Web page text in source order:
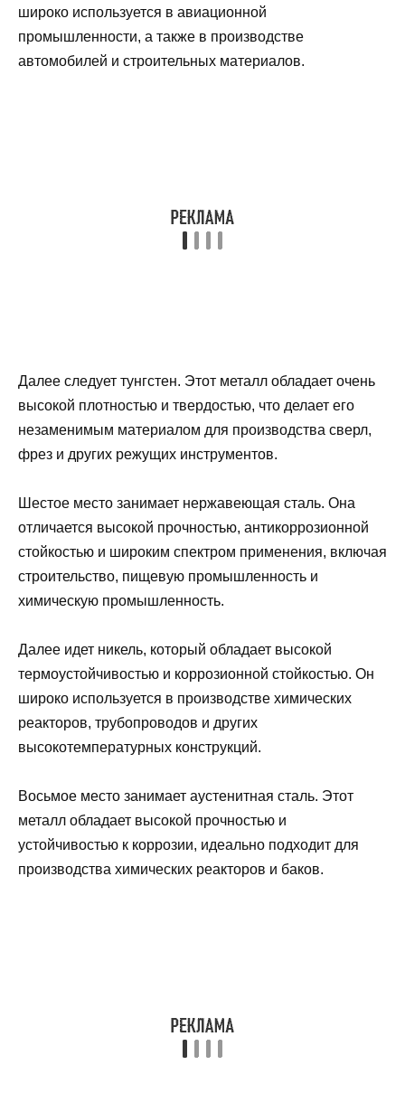
широко используется в авиационной
промышленности, а также в производстве
автомобилей и строительных материалов.
Далее следует тунгстен. Этот металл обладает очень
высокой плотностью и твердостью, что делает его
незаменимым материалом для производства сверл,
фрез и других режущих инструментов.
Шестое место занимает нержавеющая сталь. Она
отличается высокой прочностью, антикоррозионной
стойкостью и широким спектром применения, включая
строительство, пищевую промышленность и
химическую промышленность.
Далее идет никель, который обладает высокой
термоустойчивостью и коррозионной стойкостью. Он
широко используется в производстве химических
реакторов, трубопроводов и других
высокотемпературных конструкций.
Восьмое место занимает аустенитная сталь. Этот
металл обладает высокой прочностью и
устойчивостью к коррозии, идеально подходит для
производства химических реакторов и баков.